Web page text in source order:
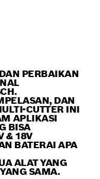
PERBAIKAN
DAN
CUTTER INI
APLIKASI
BISA
& 18V
BATERAI APA
ALAT YANG
SAMA.